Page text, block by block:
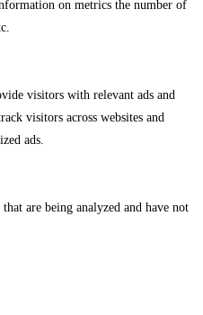
on metrics the number of
visitors with relevant ads and
visitors across websites and
ads.
are being analyzed and have not